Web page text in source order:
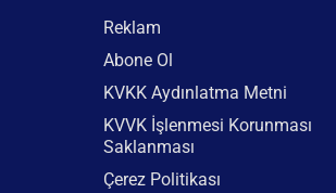
Reklam
Abone Ol
KVKK Aydınlatma Metni
KVVK İşlenmesi Korunması
Saklanması
Çerez Politikası